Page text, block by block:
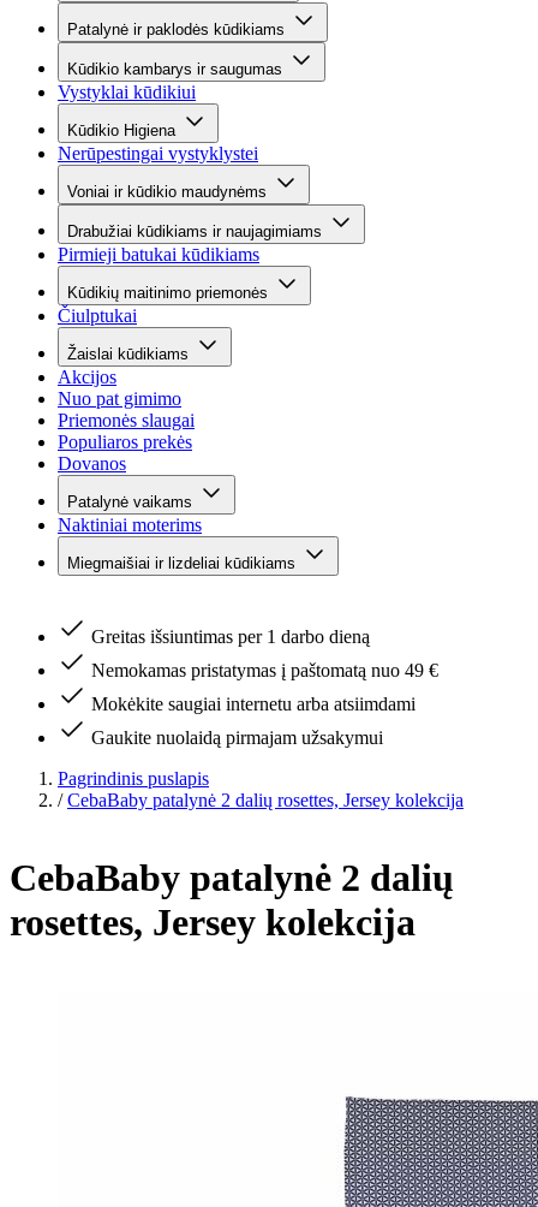
Patalynė ir paklodės kūdikiams
Kūdikio kambarys ir saugumas
Vystyklai kūdikiui
Kūdikio Higiena
Nerūpestingai vystyklystei
Voniai ir kūdikio maudynėms
Drabužiai kūdikiams ir naujagimiams
Pirmieji batukai kūdikiams
Kūdikių maitinimo priemonės
Čiulptukai
Žaislai kūdikiams
Akcijos
Nuo pat gimimo
Priemonės slaugai
Populiaros prekės
Dovanos
Patalynė vaikams
Naktiniai moterims
Miegmaišiai ir lizdeliai kūdikiams
Greitas išsiuntimas per 1 darbo dieną
Nemokamas pristatymas į paštomatą nuo 49 €
Mokėkite saugiai internetu arba atsiimdami
Gaukite nuolaidą pirmajam užsakymui
Pagrindinis puslapis
/ CebaBaby patalynė 2 dalių rosettes, Jersey kolekcija
CebaBaby patalynė 2 dalių
rosettes, Jersey kolekcija